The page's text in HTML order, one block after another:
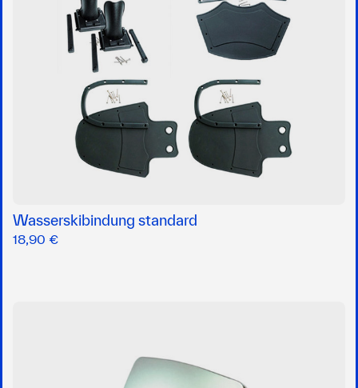
Wasserskibindung standard
18,90 €